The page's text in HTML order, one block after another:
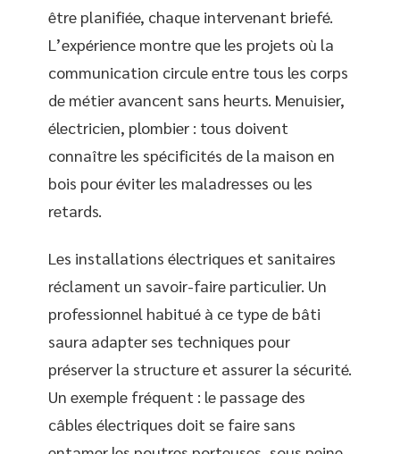
être planifiée, chaque intervenant briefé.
L’expérience montre que les projets où la
communication circule entre tous les corps
de métier avancent sans heurts. Menuisier,
électricien, plombier : tous doivent
connaître les spécificités de la maison en
bois pour éviter les maladresses ou les
retards.
Les installations électriques et sanitaires
réclament un savoir-faire particulier. Un
professionnel habitué à ce type de bâti
saura adapter ses techniques pour
préserver la structure et assurer la sécurité.
Un exemple fréquent : le passage des
câbles électriques doit se faire sans